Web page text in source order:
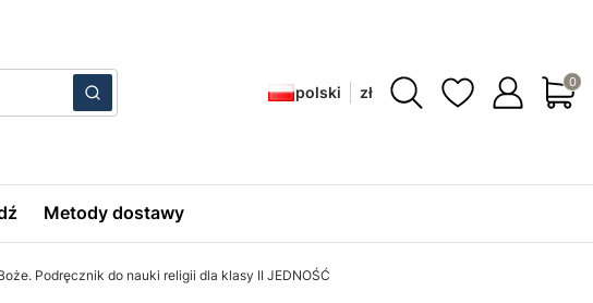
WyczyśćSzukaj polski zł
Metody dostawy
Podręcznik do nauki religii dla klasy II JEDNOŚĆ